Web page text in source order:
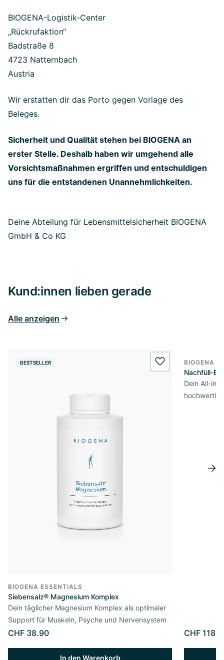
BIOGENA-Logistik-Center
„Rückrufaktion“
Badstraße 8
4723 Natternbach
Austria
Wir erstatten dir das Porto gegen Vorlage des
Beleges.
Sicherheit und Qualität stehen bei BIOGENA an
erster Stelle. Deshalb haben wir umgehend alle
Vorsichtsmaßnahmen ergriffen und entschuldigen
uns für die entstandenen Unannehmlichkeiten.
Deine Abteilung für Lebensmittelsicherheit BIOGENA
GmbH & Co KG
Kund:innen lieben gerade
Alle anzeigen
BESTSELLER wishlist.add
BIOGENA ESSENTIALS
Siebensalz® Magnesium Komplex
Dein täglicher Magnesium Komplex als optimaler
Support für Muskeln, Psyche und Nervensystem
CHF 38.90
In den Warenkorb
BIOGENA
Nachfüll-
Dein All-in-
CHF